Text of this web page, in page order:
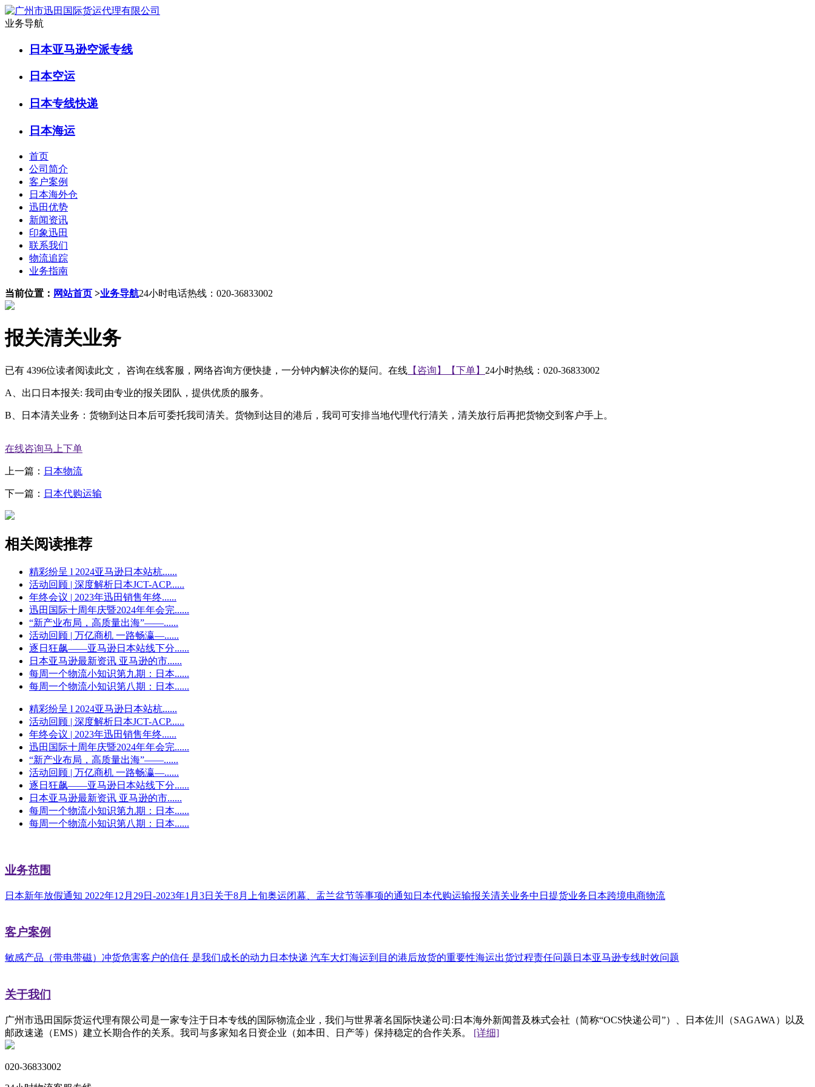
业务导航
日本亚马逊空派专线
日本空运
日本专线快递
日本海运
首页
公司简介
客户案例
日本海外仓
迅田优势
新闻资讯
印象迅田
联系我们
物流追踪
业务指南
当前位置： 网站首页 >业务导航24小时电话热线：020-36833002
报关清关业务
已有 4396位读者阅读此文， 咨询在线客服，网络咨询方便快捷，一分钟内解决你的疑问。在线 【咨询】 【下单】 24小时热线： 020-36833002
A、出口日本报关: 我司由专业的报关团队，提供优质的服务。
B、日本清关业务：货物到达日本后可委托我司清关。货物到达目的港后，我司可安排当地代理代行清关，清关放行后再把货物交到客户手上。
在线咨询马上下单
上一篇： 日本物流
下一篇： 日本代购运输
相关阅读推荐
精彩纷呈 l 2024亚马逊日本站杭......
活动回顾 | 深度解析日本JCT-ACP......
年终会议 | 2023年迅田销售年终......
迅田国际十周年庆暨2024年年会完......
“新产业布局，高质量出海”——......
活动回顾 | 万亿商机 一路畅瀛—......
逐日狂飙——亚马逊日本站线下分......
日本亚马逊最新资讯 亚马逊的市......
每周一个物流小知识第九期：日本......
每周一个物流小知识第八期：日本......
精彩纷呈 l 2024亚马逊日本站杭......
活动回顾 | 深度解析日本JCT-ACP......
年终会议 | 2023年迅田销售年终......
迅田国际十周年庆暨2024年年会完......
“新产业布局，高质量出海”——......
活动回顾 | 万亿商机 一路畅瀛—......
逐日狂飙——亚马逊日本站线下分......
日本亚马逊最新资讯 亚马逊的市......
每周一个物流小知识第九期：日本......
每周一个物流小知识第八期：日本......
业务范围
日本新年放假通知 2022年12月29日-2023年1月3日 关于8月上旬奥运闭幕、盂兰盆节等事项的通知 日本代购运输报关清关业务中日提货业务 日本跨境电商物流
客户案例
敏感产品（带电带磁）冲货危害客户的信任 是我们成长的动力 日本快递 汽车大灯海运到目的港后放货的重要性海运出货过程责任问题 日本亚马逊专线时效问题
关于我们
广州市迅田国际货运代理有限公司是一家专注于日本专线的国际物流企业，我们与世界著名国际快递公司:日本海外新闻普及株式会社（简称“OCS快递公司”）、日本佐川（SAGAWA）以及
邮政速递（EMS）建立长期合作的关系。我司与多家知名日资企业（如本田、日产等）保持稳定的合作关系。 [详细]
020-36833002